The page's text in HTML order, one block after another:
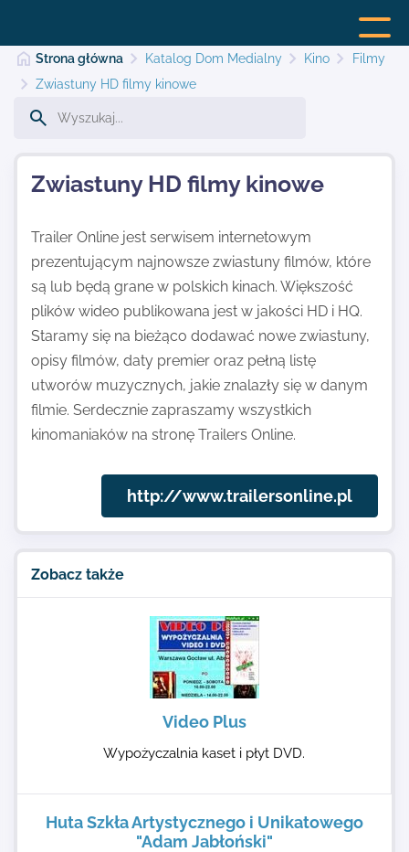
Najnowsze
Kontakt
Strona główna Katalog Dom Medialny Kino
Filmy
Zwiastuny HD filmy kinowe
Zwiastuny HD filmy kinowe
Trailer Online jest serwisem internetowym
prezentującym najnowsze zwiastuny filmów, które
są lub będą grane w polskich kinach. Większość
plików wideo publikowana jest w jakości HD i HQ.
Staramy się na bieżąco dodawać nowe zwiastuny,
opisy filmów, daty premier oraz pełną listę
utworów muzycznych, jakie znalazły się w danym
filmie. Serdecznie zapraszamy wszystkich
kinomaniaków na stronę Trailers Online.
http://www.trailersonline.pl
Zobacz także
Video Plus
Wypożyczalnia kaset i płyt DVD.
Huta Szkła Artystycznego i Unikatowego
"Adam Jabłoński"